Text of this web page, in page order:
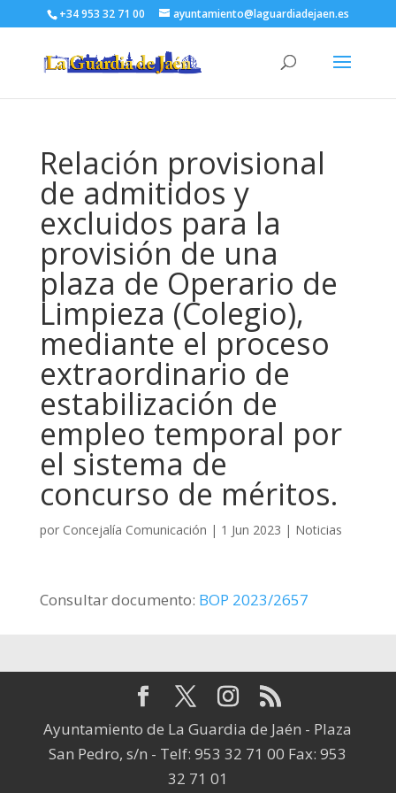
+34 953 32 71 00 ayuntamiento@laguardiadejaen.es
Relación provisional
de admitidos y
excluidos para la
provisión de una
plaza de Operario de
Limpieza (Colegio),
mediante el proceso
extraordinario de
estabilización de
empleo temporal por
el sistema de
concurso de méritos.
por Concejalía Comunicación | 1 Jun 2023 | Noticias
Consultar documento: BOP 2023/2657
Ayuntamiento de La Guardia de Jaén - Plaza
San Pedro, s/n - Telf: 953 32 71 00 Fax: 953
32 71 01